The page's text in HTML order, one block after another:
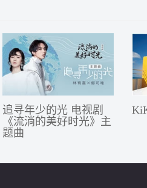
追寻年少的光 电视剧
《流淌的美好时光》主
题曲